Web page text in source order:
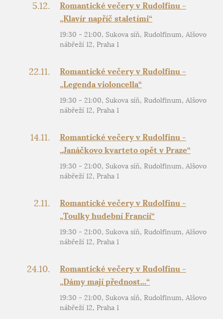
5.12.
Romantické večery v Rudolfinu -
„Klavír napříč staletími“
19:30 - 21:00, Sukova síň, Rudolfinum, Alšovo
nábřeží 12, Praha 1
22.11.
Romantické večery v Rudolfinu -
„Legenda violoncella“
19:30 - 21:00, Sukova síň, Rudolfinum, Alšovo
nábřeží 12, Praha 1
14.11.
Romantické večery v Rudolfinu -
„Janáčkovo kvarteto opět v Praze“
19:30 - 21:00, Sukova síň, Rudolfinum, Alšovo
nábřeží 12, Praha 1
2.11.
Romantické večery v Rudolfinu -
„Toulky hudební Francií“
19:30 - 21:00, Sukova síň, Rudolfinum, Alšovo
nábřeží 12, Praha 1
24.10.
Romantické večery v Rudolfinu -
„Dámy mají přednost...“
19:30 - 21:00, Sukova síň, Rudolfinum, Alšovo
nábřeží 12, Praha 1